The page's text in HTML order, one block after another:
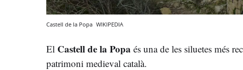
Castell de la Popa WIKIPEDIA
El Castell de la Popa és una de les siluetes més
patrimoni medieval català.